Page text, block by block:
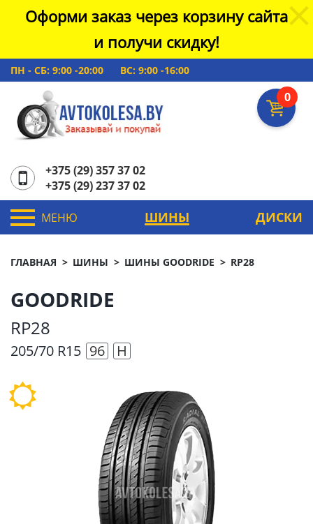
Оформи заказ через корзину сайта
и получи скидку!
ПН - СБ: 9:00 -20:00 ВС: 9:00 -16:00
0
+375 (29) 357 37 02
+375 (29) 237 37 02
МЕНЮ ШИНЫ ДИСКИ
ГЛАВНАЯ ШИНЫ ШИНЫ GOODRIDE RP28
GOODRIDE
RP28
205/70 R15 96 H